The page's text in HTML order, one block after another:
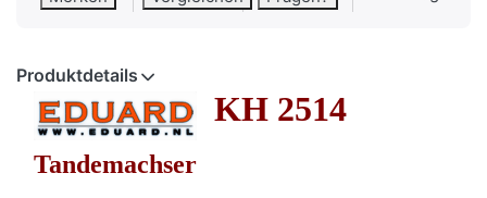
Produktdetails
KH 2514
Tandemachser